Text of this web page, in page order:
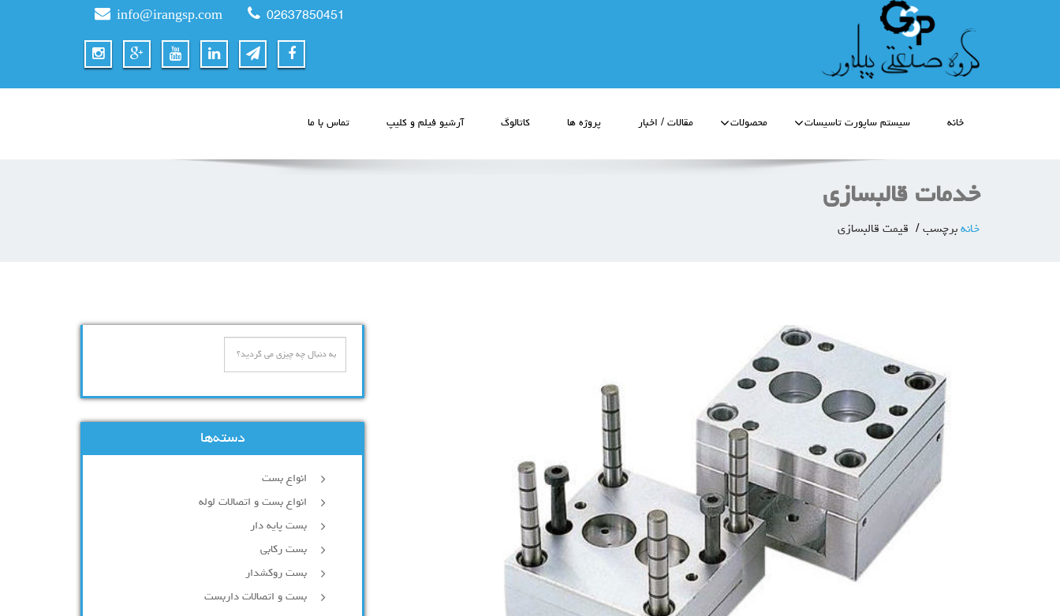
info@irangsp.com 02637850451
خانه سیستم ساپورت تاسیسات محصولات مقالات / اخبار پروژه ها کاتالوگ آرشیو فیلم و کلیپ تماس با ما
خدمات قالبسازی
خانه برچسب قیمت قالبسازی
دسته‌ها
انواع بست
انواع بست و اتصالات لوله
بست پایه دار
بست رکابی
بست روکشدار
بست و اتصالات داربست